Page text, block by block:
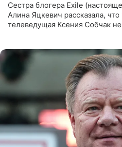
Сестра блогера Exile
Алина Яцкевич рассказала,
телеведущая Ксения Собчак